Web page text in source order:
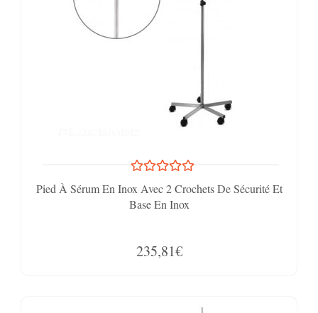
Pied À Sérum En Inox Avec 2 Crochets De Sécurité Et
Base En Inox
235,81€